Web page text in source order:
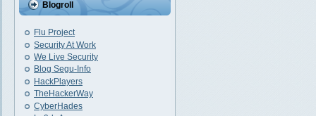
Blogroll
Flu Project
Security At Work
We Live Security
Blog Segu-Info
HackPlayers
TheHackerWay
CyberHades